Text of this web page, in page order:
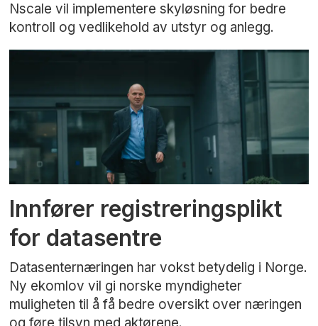
Nscale vil implementere skyløsning for bedre
kontroll og vedlikehold av utstyr og anlegg.
Innfører registreringsplikt
for datasentre
Datasenternæringen har vokst betydelig i Norge.
Ny ekomlov vil gi norske myndigheter
muligheten til å få bedre oversikt over næringen
og føre tilsyn med aktørene.